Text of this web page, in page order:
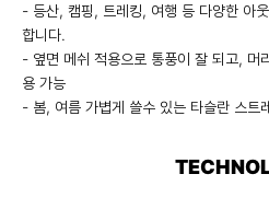
- 등산, 캠핑, 트레킹, 여행 등 다양한 아
합니다.
- 옆면 메쉬 적용으로 통풍이 잘 되고, 머
용 가능
- 봄, 여름 가볍게 쓸수 있는 타슬란 스트